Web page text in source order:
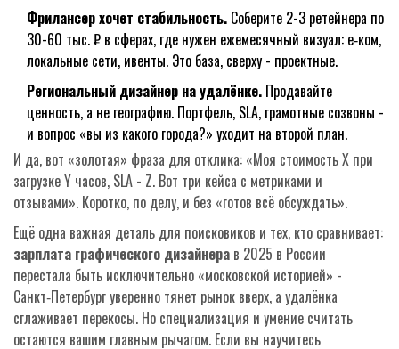
Фрилансер хочет стабильность. Соберите 2-3 ретейнера по
30-60 тыс. ₽ в сферах, где нужен ежемесячный визуал: e‑ком,
локальные сети, ивенты. Это база, сверху - проектные.
Региональный дизайнер на удалёнке. Продавайте
ценность, а не географию. Портфель, SLA, грамотные созвоны -
и вопрос «вы из какого города?» уходит на второй план.
И да, вот «золотая» фраза для отклика: «Моя стоимость X при
загрузке Y часов, SLA - Z. Вот три кейса с метриками и
отзывами». Коротко, по делу, и без «готов всё обсуждать».
Ещё одна важная деталь для поисковиков и тех, кто сравнивает:
зарплата графического дизайнера в 2025 в России
перестала быть исключительно «московской историей» -
Санкт‑Петербург уверенно тянет рынок вверх, а удалёнка
сглаживает перекосы. Но специализация и умение считать
остаются вашим главным рычагом. Если вы научитесь